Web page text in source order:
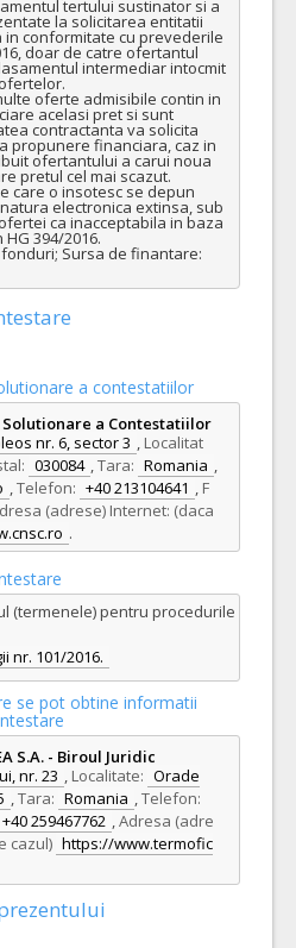
tertului sustinator si a
la solicitarea entitatii
conformitate cu prevederile
doar de catre ofertantul
intermediar intocmit
oferte admisibile contin in
acelasi pret si sunt
contractanta va solicita
propunere financiara, caz in
ofertantului a carui noua
pretul cel mai scazut.
care o insotesc se depun
electronica extinsa, sub
ca inacceptabila in baza
394/2016.
Sursa de finantare:
a contestatiilor
a Contestatiilor
nr. 6, sector 3 , Localitat
030084 ,Tara: Romania ,
,Telefon: +40 213104641 , F
(adrese) Internet: (daca
.
(termenele) pentru procedurile
nr. 101/2016.
se pot obtine informatii
S.A. - Biroul Juridic
nr. 23 , Localitate: Orade
,Tara: Romania ,Telefon:
+40 259467762 ,Adresa (adre
cazul) https://www.termofic